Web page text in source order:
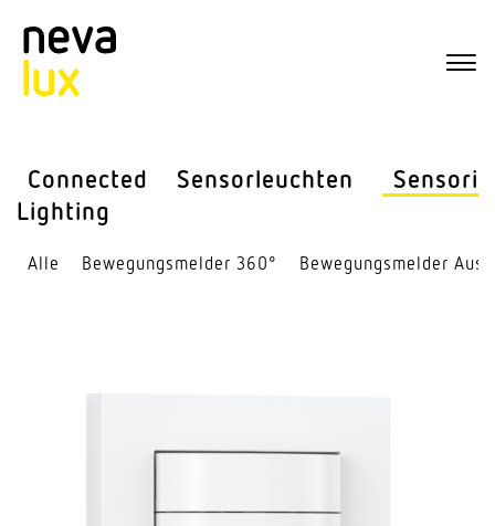
Connected
Lighting
Sensor­leuchten Sensorik
Alle Bewe­gungs­melder 360° Bewe­gungs­melder